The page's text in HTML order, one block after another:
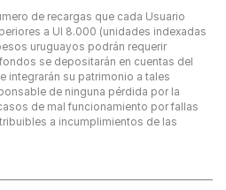
de recargas que cada Usuario
a UI 8.000 (unidades indexadas
uruguayos podrán requerir
se depositarán en cuentas del
integrarán su patrimonio a tales
de ninguna pérdida por la
de mal funcionamiento por fallas
a incumplimientos de las